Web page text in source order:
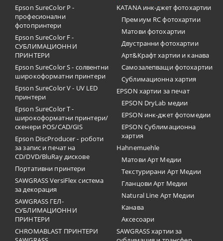
Epson SureColor P -
професионални
фотопринтери
Epson SureColor F -
СУБЛИМАЦИОННИ
ПРИНТЕРИ
Epson SureColor S - солвентни
широкоформатни принтери
Epson SureColor V - UV LED
принтери
Epson SureColor T -
широкоформатни принтери/
скенери POS/CAD/GIS
Epson DiscProducer - роботи
за запис и печат на
CD/DVD/BluRay дискове
Портативни принтери
SAWGRASS VersiFlex система
за декорация
SAWGRASS ГЕЛ-
СУБЛИМАЦИОННИ
ПРИНТЕРИ
CHROMABLAST ПРИНТЕРИ
KATANA инк-джет фотохартии
Премиум RC фотохартии
Матови фотохартии
Двустранни фотохартии
Арт&Крафт хартии и канава
Самозалепващи фотохартии
Сублимационна хартия
EPSON хартии за печат
EPSON DryLab медии
EPSON инк-джет фотомедии
EPSON Сублимационна
хартия
Hahnemuehle
Матови Арт Медии
Текстурирани Арт Медии
Гланцови Арт Медии
Natural Line Арт Медии
Канава
Аксесоари
SAWGRASS хартии за